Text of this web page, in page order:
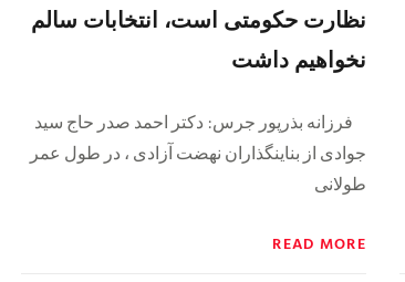
نظارت حکومتی است، انتخابات سالم
نخواهیم داشت
فرزانه بذرپور جرس: دکتر احمد صدر حاج سید
جوادی از بناینگذاران نهضت آزادی ، در طول عمر
طولانی
READ MORE